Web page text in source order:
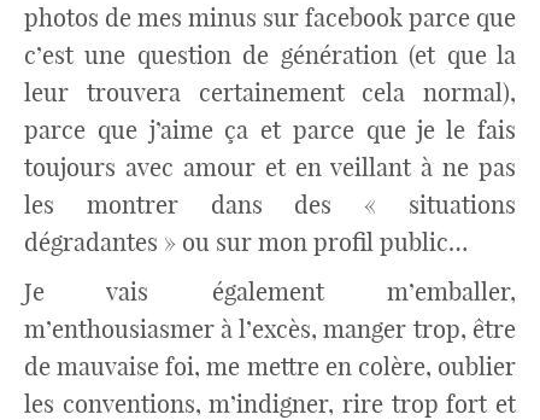
photos de mes minus sur facebook parce que
c’est une question de génération (et que la
leur trouvera certainement cela normal),
parce que j’aime ça et parce que je le fais
toujours avec amour et en veillant à ne pas
les montrer dans des « situations
dégradantes » ou sur mon profil public…
Je vais également m’emballer,
m’enthousiasmer à l’excès, manger trop, être
de mauvaise foi, me mettre en colère, oublier
les conventions, m’indigner, rire trop fort et